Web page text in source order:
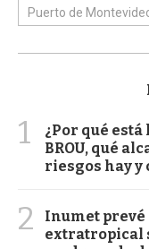
Puerto de
1
¿Por qué
BROU, qué
riesgos hay y
2
Inumet prevé
extratropical